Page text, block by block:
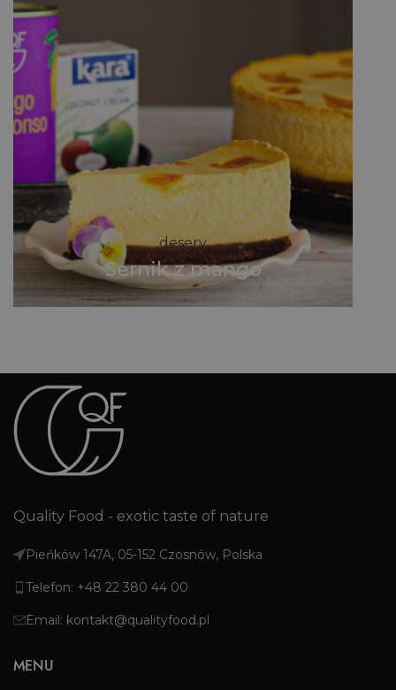
desery
Sernik z mango
Quality Food - exotic taste of nature
Pieńków 147A, 05-152 Czosnów, Polska
Telefon: +48 22 380 44 00
Email: kontakt@qualityfood.pl
MENU